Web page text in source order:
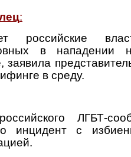
:
российские
в нападении
в среду.
ЛГБТ-
инцидент с